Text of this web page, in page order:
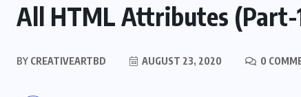
All HTML Attributes (Part-
BY CREATIVEARTBD AUGUST 23, 2020 0